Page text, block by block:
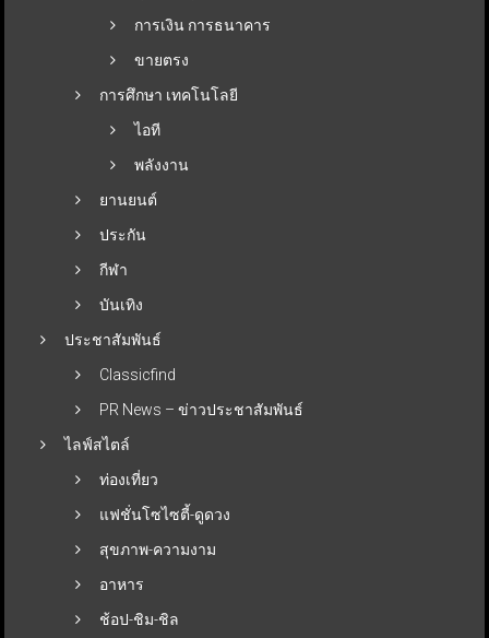
การเงิน การธนาคาร
ขายตรง
การศึกษา เทคโนโลยี
ไอที
พลังงาน
ยานยนต์
ประกัน
กีฬา
บันเทิง
ประชาสัมพันธ์
Classicfind
PR News – ข่าวประชาสัมพันธ์
ไลฟ์สไตล์
ท่องเที่ยว
แฟชั่นโซไซตี้-ดูดวง
สุขภาพ-ความงาม
อาหาร
ช้อป-ชิม-ชิล